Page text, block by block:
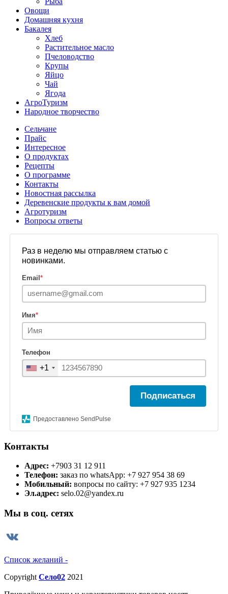
Овощи
Домашняя кухня
Бакалея
Хлеб
Растительное масло
Пчеловодство
Крупы
Яйцо
Чай
Ягода
АгроТуризм
Народное творчество
Сельчане
Прайс
Интересное
О продуктах
Рецепты
О программе
Контакты
Новостная рассылка
Деревенские продукты к вам домой
Агротуризм
Вопросы ответы
Раз в неделю мы отправляем статью с
новинками.
Email *
Имя*
Телефон
+1
Подписаться
Предоставлено SendPulse
Контакты
Адрес: +7903 31 12 911
Телефон: заказ по whatsApp: +7 927 954 38 69
Мобильный: вопросы по сайту: +7 927 935 1234
Эл.адрес: selo.02@yandex.ru
Мы в соц. сетях
Список желаний -
Copyright Село02 2021